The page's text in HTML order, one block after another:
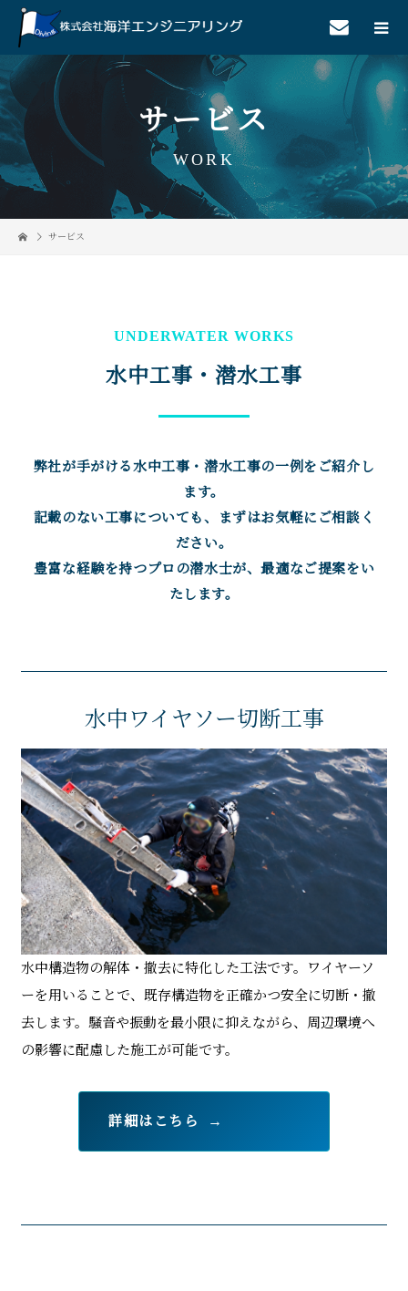
サービス
WORK
サービス
UNDERWATER WORKS
水中工事・潜水工事
弊社が手がける水中工事・潜水工事の一例をご紹介し
ます。
記載のない工事についても、まずはお気軽にご相談く
ださい。
豊富な経験を持つプロの潜水士が、最適なご提案をい
たします。
水中ワイヤソー切断工事
水中構造物の解体・撤去に特化した工法です。ワイヤーソ
ーを用いることで、既存構造物を正確かつ安全に切断・撤
去します。騒音や振動を最小限に抑えながら、周辺環境へ
の影響に配慮した施工が可能です。
詳細はこちら